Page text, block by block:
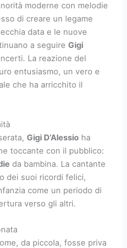
moderne con melodie
di creare un legame
data e le nuove
a seguire Gigi
La reazione del
entusiasmo, un vero e
che ha arricchito il
Gigi D’Alessio ha
toccante con il pubblico:
da bambina. La cantante
dei suoi ricordi felici,
come un periodo di
verso gli altri.
da piccola, fosse priva